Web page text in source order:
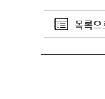
3. 전망 및
그
목록으